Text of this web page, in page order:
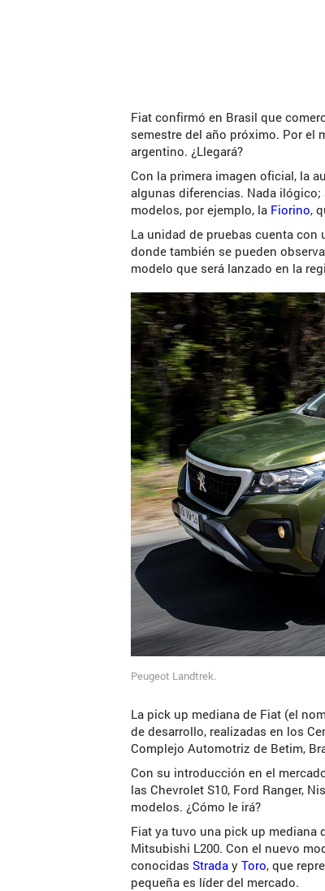
Fiat confirmó en Brasil que
semestre del año próximo. Por el
argentino. ¿Llegará?
Con la primera imagen oficial, la
algunas diferencias. Nada
modelos, por ejemplo, la Fiorino,
La unidad de pruebas cuenta
donde también se pueden
modelo que será lanzado en la
Peugeot Landtrek.
La pick up mediana de Fiat (el
de desarrollo, realizadas en los
Complejo Automotriz de Betim,
Con su introducción en el
las Chevrolet S10, Ford Ranger,
modelos. ¿Cómo le irá?
Fiat ya tuvo una pick up mediana
Mitsubishi L200. Con el nuevo
conocidasStrada yToro, que
pequeña es líder del mercado.